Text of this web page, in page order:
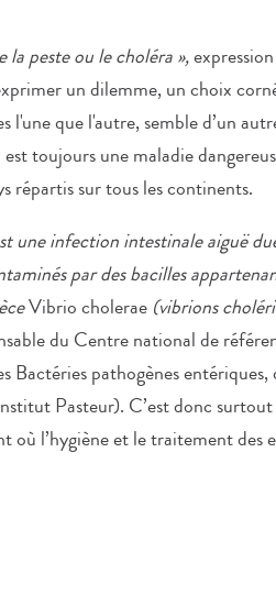
la peste ou le choléra »,
un dilemme, un choix
l'une que l'autre, semble d’un
toujours une maladie
répartis sur tous les continents.
une infection intestinale aiguë
par des bacilles
Vibrio cholerae (vibrions
du Centre national de
Bactéries pathogènes
Pasteur). C’est donc surtout
où l’hygiène et le traitement des